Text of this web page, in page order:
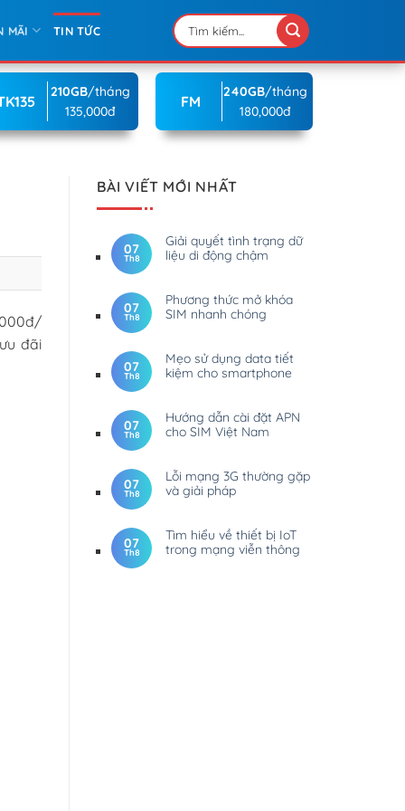
MÃI TIN TỨC
210GB/tháng
135,000đ
FM
240GB/tháng
180,000đ
đãi
BÀI VIẾT MỚI NHẤT
07
Th8
Giải quyết tình trạng dữ
liệu di động chậm
07
Th8
Phương thức mở khóa
SIM nhanh chóng
07
Th8
Mẹo sử dụng data tiết
kiệm cho smartphone
07
Th8
Hướng dẫn cài đặt APN
cho SIM Việt Nam
07
Th8
Lỗi mạng 3G thường gặp
và giải pháp
07
Th8
Tìm hiểu về thiết bị IoT
trong mạng viễn thông